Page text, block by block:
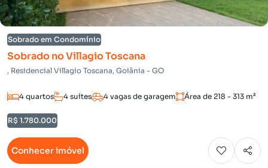
Sobrado em Condomínio
Sobrado no Villagio Toscana
, Residencial Villagio Toscana, Goiânia - GO
4 quartos 4 suítes 4 vagas de garagem Área de 218 - 313 m²
R$ 1.780.000
Conhecer imóvel